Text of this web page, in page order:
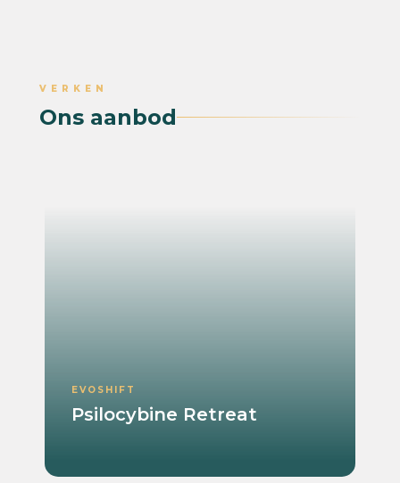
VERKEN
Ons aanbod
EVOSHIFT
Psilocybine Retreat